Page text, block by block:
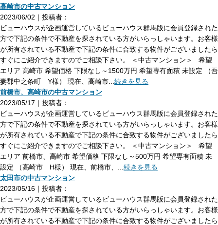
高崎市の中古マンション
2023/06/02｜投稿者：
ビューハウスが企画運営しているビューハウス群馬版に会員登録された
方で下記の条件で不動産を探されている方がいらっしゃいます。お客様
が所有されている不動産で下記の条件に合致する物件がございましたら
すぐにご紹介できますのでご相談下さい。 ＜中古マンション＞ 希望
エリア 高崎市 希望価格 下限なし～1500万円 希望専有面積 未設定 （吾
妻郡中之条町 Y様） 現在、高崎市... 続きを見る
前橋市、高崎市の中古マンション
2023/05/17｜投稿者：
ビューハウスが企画運営しているビューハウス群馬版に会員登録された
方で下記の条件で不動産を探されている方がいらっしゃいます。お客様
が所有されている不動産で下記の条件に合致する物件がございましたら
すぐにご紹介できますのでご相談下さい。 ＜中古マンション＞ 希望
エリア 前橋市、高崎市 希望価格 下限なし～500万円 希望専有面積 未
設定 （高崎市 H様） 現在、前橋市、... 続きを見る
太田市の中古マンション
2023/05/16｜投稿者：
ビューハウスが企画運営しているビューハウス群馬版に会員登録された
方で下記の条件で不動産を探されている方がいらっしゃいます。お客様
が所有されている不動産で下記の条件に合致する物件がございましたら